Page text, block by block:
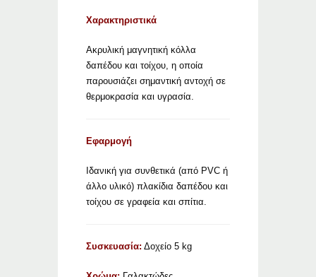
Χαρακτηριστικά
Ακρυλική μαγνητική κόλλα
δαπέδου και τοίχου, η οποία
παρουσιάζει σημαντική αντοχή σε
θερμοκρασία και υγρασία.
Εφαρμογή
Iδανική για συνθετικά (από PVC ή
άλλο υλικό) πλακίδια δαπέδου και
τοίχου σε γραφεία και σπίτια.
Συσκευασία: Δοχείο 5 kg